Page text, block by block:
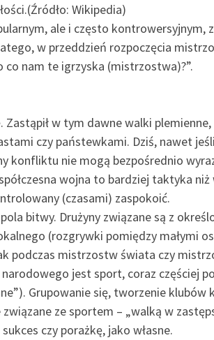
Wikipedia)
ale i często kontrowersyjnym,
w przeddzień rozpoczęcia
co nam te igrzyska (mistrzostwa)?”.
w tym dawne walki
czy państewkami. Dziś, nawet
nie mogą bezpośrednio
wojna to bardziej taktyka niż
(czasami) zaspokoić.
bitwy. Drużyny związane są z
(rozgrywki pomiędzy małymi
podczas mistrzostw świata czy
jest sport, coraz częściej
Grupowanie się, tworzenie klubów
ze sportem – „walką w
czy porażkę, jako własne.